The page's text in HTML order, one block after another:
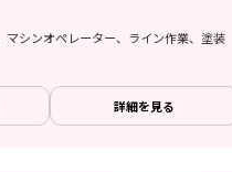
マシンオペレーター、ライン作業、塗装
詳細を見る